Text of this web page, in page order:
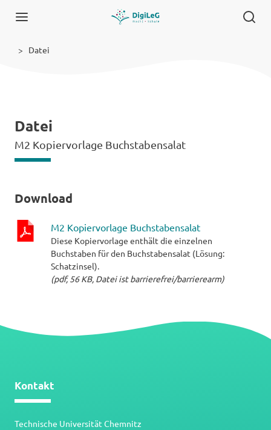
Datei
Datei
M2 Kopiervorlage Buchstabensalat
Download
M2 Kopiervorlage Buchstabensalat
Diese Kopiervorlage enthält die einzelnen
Buchstaben für den Buchstabensalat (Lösung:
Schatzinsel).
(pdf, 56 KB, Datei ist barrierefrei/barrierearm)
Kontakt
Technische Universität Chemnitz